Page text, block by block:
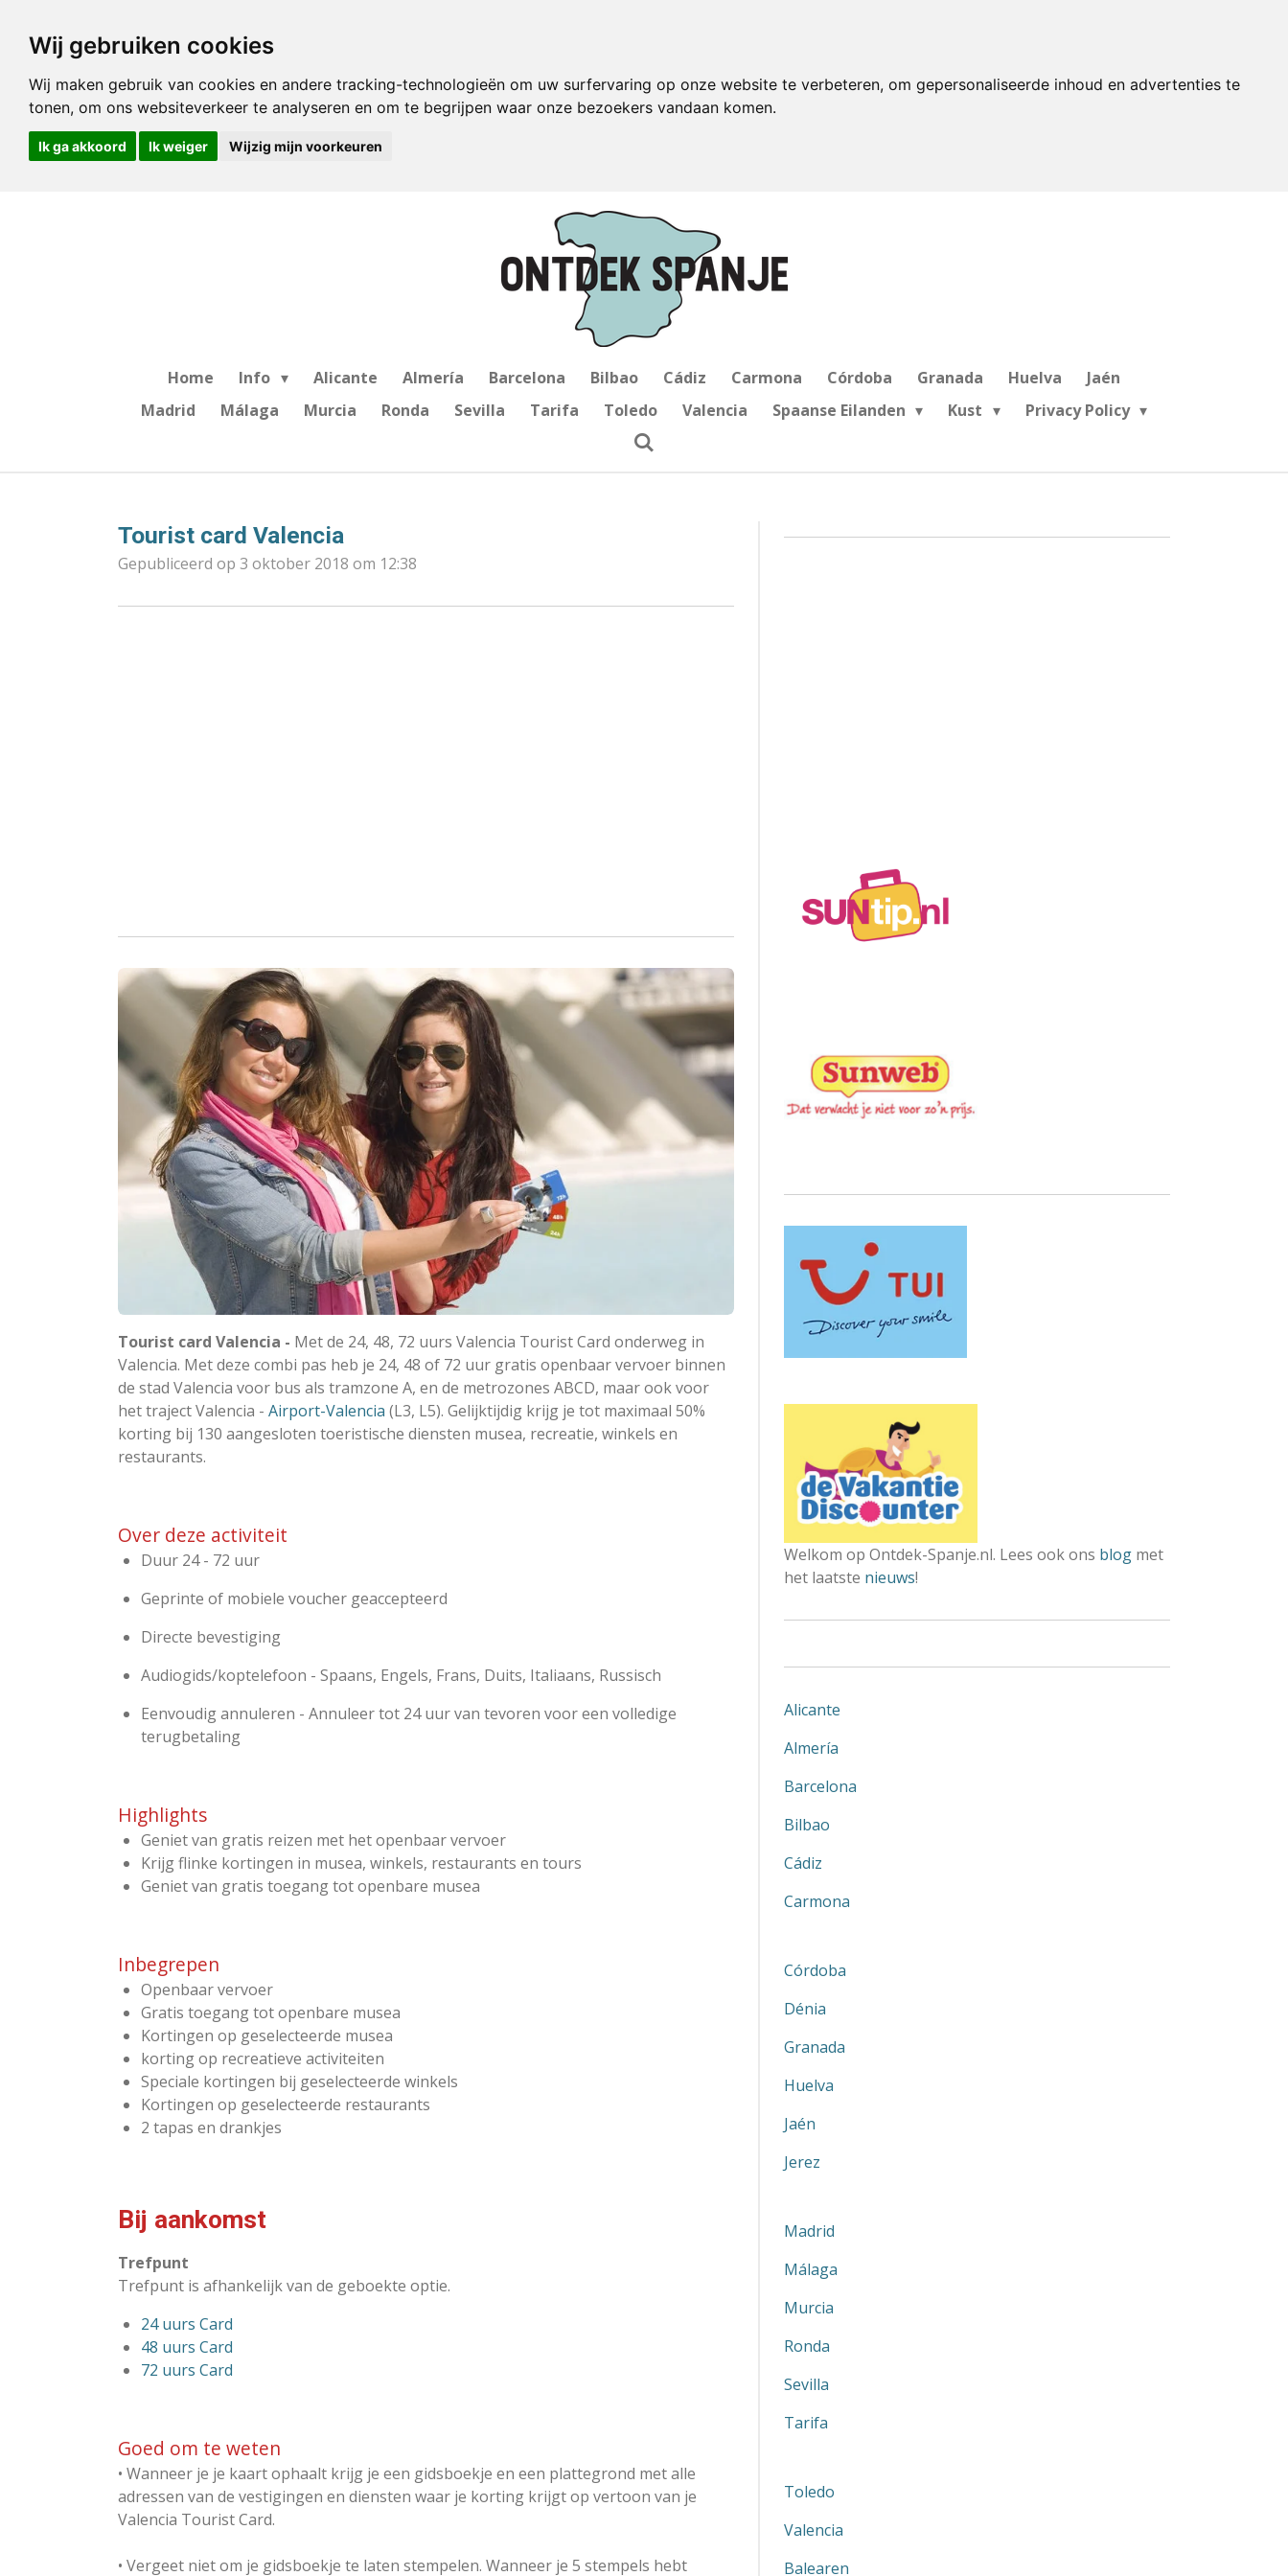
Wij gebruiken cookies
Wij maken gebruik van cookies en andere tracking-technologieën om uw surfervaring op onze website te verbeteren, om gepersonaliseerde inhoud en advertenties te
tonen, om ons websiteverkeer te analyseren en om te begrijpen waar onze bezoekers vandaan komen.
Ik ga akkoord Ik weiger Wijzig mijn voorkeuren
direct
hoofdinhoud
Home Info Alicante Almería Barcelona Bilbao Cádiz Carmona Córdoba Granada Huelva
Jaén
Madrid
Málaga Murcia Ronda Sevilla Tarifa Toledo Valencia Spaanse Eilanden Kust Privacy Policy
Tourist card Valencia
Gepubliceerd op 3 oktober 2018 om 12:38
Tourist card Valencia - Met de 24, 48, 72 uurs Valencia Tourist Card onderweg in
Valencia. Met deze combi pas heb je 24, 48 of 72 uur gratis openbaar vervoer binnen
de stad Valencia voor bus als tramzone A, en de metrozones ABCD, maar ook voor
het traject Valencia - Airport-Valencia (L3, L5). Gelijktijdig krijg je tot maximaal 50%
korting bij 130 aangesloten toeristische diensten musea, recreatie, winkels en
restaurants.
Over deze activiteit
Duur 24 - 72 uur
Geprinte of mobiele voucher geaccepteerd
Directe bevestiging
Audiogids/koptelefoon - Spaans, Engels, Frans, Duits, Italiaans, Russisch
Eenvoudig annuleren - Annuleer tot 24 uur van tevoren voor een volledige
terugbetaling
Highlights
Geniet van gratis reizen met het openbaar vervoer
Krijg flinke kortingen in musea, winkels, restaurants en tours
Geniet van gratis toegang tot openbare musea
Inbegrepen
Openbaar vervoer
Gratis toegang tot openbare musea
Kortingen op geselecteerde musea
korting op recreatieve activiteiten
Speciale kortingen bij geselecteerde winkels
Kortingen op geselecteerde restaurants
2 tapas en drankjes
Bij aankomst
Trefpunt
Trefpunt is afhankelijk van de geboekte optie.
24 uurs Card
48 uurs Card
72 uurs Card
Goed om te weten
• Wanneer je je kaart ophaalt krijg je een gidsboekje en een plattegrond met alle
adressen van de vestigingen en diensten waar je korting krijgt op vertoon van je
Valencia Tourist Card.
• Vergeet niet om je gidsboekje te laten stempelen. Wanneer je 5 stempels hebt
Welkom op Ontdek-Spanje.nl. Lees ook ons blog met
het laatste nieuws!
Alicante
Almería
Barcelona
Bilbao
Cádiz
Carmona
Córdoba
Dénia
Granada
Huelva
Jaén
Jerez
Madrid
Málaga
Murcia
Ronda
Sevilla
Tarifa
Toledo
Valencia
Balearen